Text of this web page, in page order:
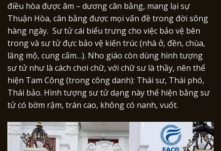
điều hòa được âm – dương cân bằng, mang lại sự
Thuận Hòa, cân bằng được mọi vấn đề trong đời sông
hàng ngày. Sư tử cái biểu trưng cho việc bảo vệ bên
trong và sư tử đực bảo vệ kiến trúc (nhà ở, đền, chùa,
lăng mộ, cung cấm…). Nho giáo còn dùng hình tượng
sư tử như là cách chơi chữ, với chữ sư là thầy, nên thể
hiện Tam Công (trong công danh): Thái sư, Thái phó,
Thái bảo. Hình tượng sư tử dạng này thể hiện bằng sư
tử có bờm rậm, trán cao, không có nanh, vuốt.